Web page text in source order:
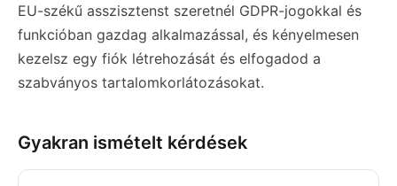
EU-székű asszisztenst szeretnél GDPR-jogokkal és
funkcióban gazdag alkalmazással, és kényelmesen
kezelsz egy fiók létrehozását és elfogadod a
szabványos tartalomkorlátozásokat.
Gyakran ismételt kérdések